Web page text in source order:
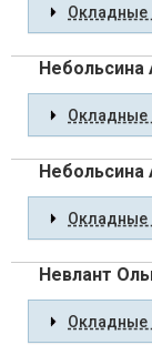
Окладные
Небольсина
Окладные
Небольсина
Окладные
Невлант
Окладные